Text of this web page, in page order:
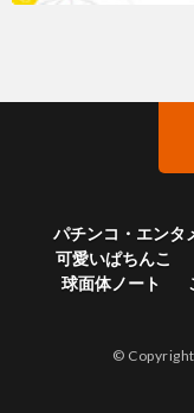
パチンコ・エンタ
可愛いぱちんこ
球面体ノート
©